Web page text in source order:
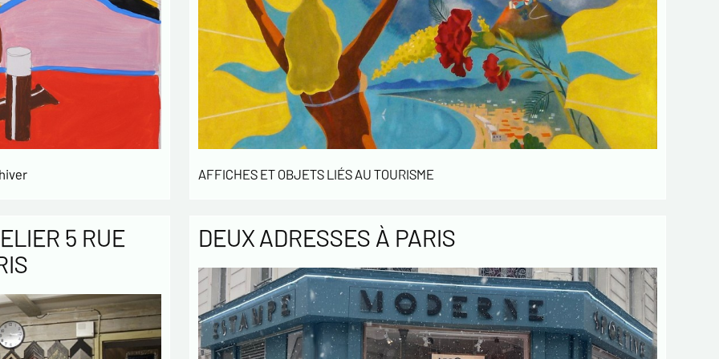
AFFICHES ET OBJETS LIÉS AU TOURISME
5 RUE
DEUX ADRESSES À PARIS